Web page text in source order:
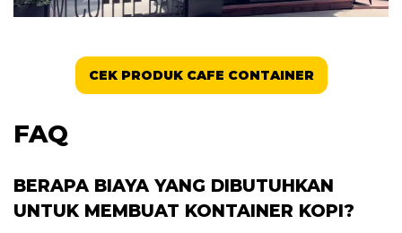
CEK PRODUK CAFE CONTAINER
FAQ
BERAPA BIAYA YANG DIBUTUHKAN
UNTUK MEMBUAT KONTAINER KOPI?